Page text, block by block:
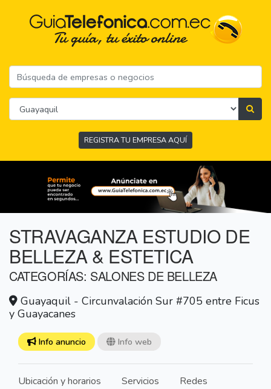
REGISTRA TU EMPRESA AQUÍ
STRAVAGANZA ESTUDIO DE
BELLEZA & ESTETICA
CATEGORÍAS: SALONES DE BELLEZA
Guayaquil - Circunvalación Sur #705 entre Ficus
y Guayacanes
Info anuncio Info web
Ubicación y horarios Servicios
Redes